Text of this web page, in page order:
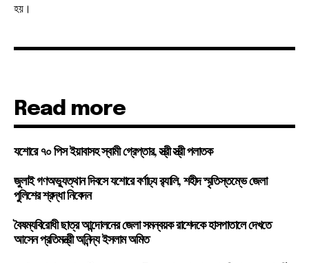
হয়।
Read more
যশোরে ৭০ পিস ইয়াবাসহ স্বামী গ্রেপ্তার, স্ত্রী স্ত্রী পলাতক
জুলাই গণঅভ্যুত্থান দিবসে যশোরে বর্ণাঢ্য র‍্যালি, শহীদ স্মৃতিস্তম্ভে জেলা
পুলিশের শ্রদ্ধা নিবেদন
বৈষম্যবিরোধী ছাত্র আন্দোলনের জেলা সমন্বয়ক রাশেদকে হাসপাতালে দেখতে
আসেন প্রতিমন্ত্রী অনিন্দ্য ইসলাম অমিত